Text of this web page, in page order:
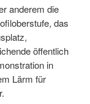
anderem die
das
öffentlich
in
Lärm für